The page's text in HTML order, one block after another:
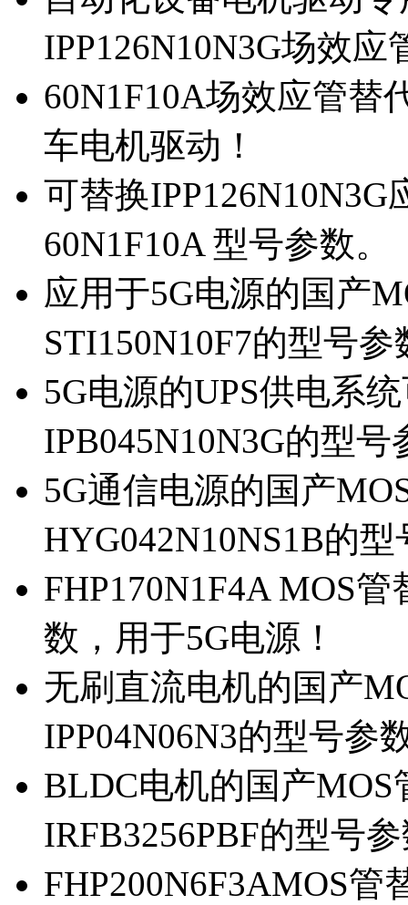
IPP126N10N3G场效应
60N1F10A场效应管替
车电机驱动！
可替换
60N1F10A 型号参数。
应用于5G电源的国产
STI150N10F7的型号参
5G电源的UPS供电系
IPB045N10N3G的型号
5G通信电源的国产
HYG042N10NS1B的
FHP170N1F4A MOS
数，用于5G电源！
无刷直流电机的国产
IPP04N06N3的型号参
BLDC电机的国产MOS
IRFB3256PBF的型号
FHP200N6F3AMOS管